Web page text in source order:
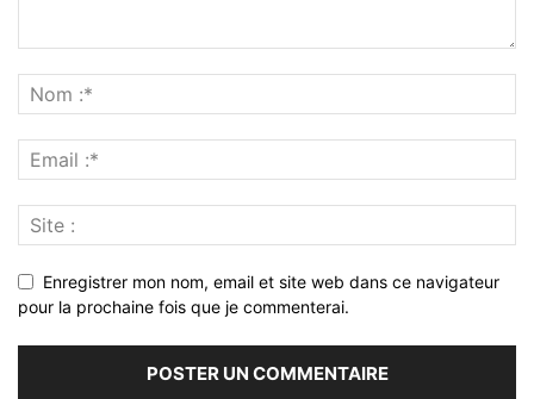
Enregistrer mon nom, email et site web dans ce navigateur
pour la prochaine fois que je commenterai.